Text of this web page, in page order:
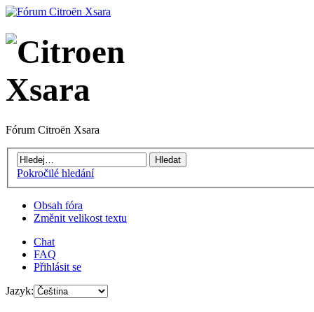
Fórum Citroën Xsara
Pokročilé hledání
Obsah fóra
Změnit velikost textu
Chat
FAQ
Přihlásit se
Jazyk: